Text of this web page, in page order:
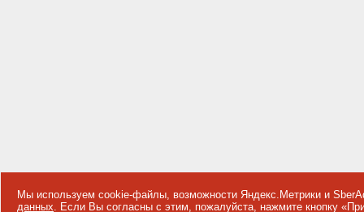
Мы используем cookie-файлы, возможности Яндекс.Метрики и
данных. Если Вы согласны с этим, пожалуйста, нажмите кнопку